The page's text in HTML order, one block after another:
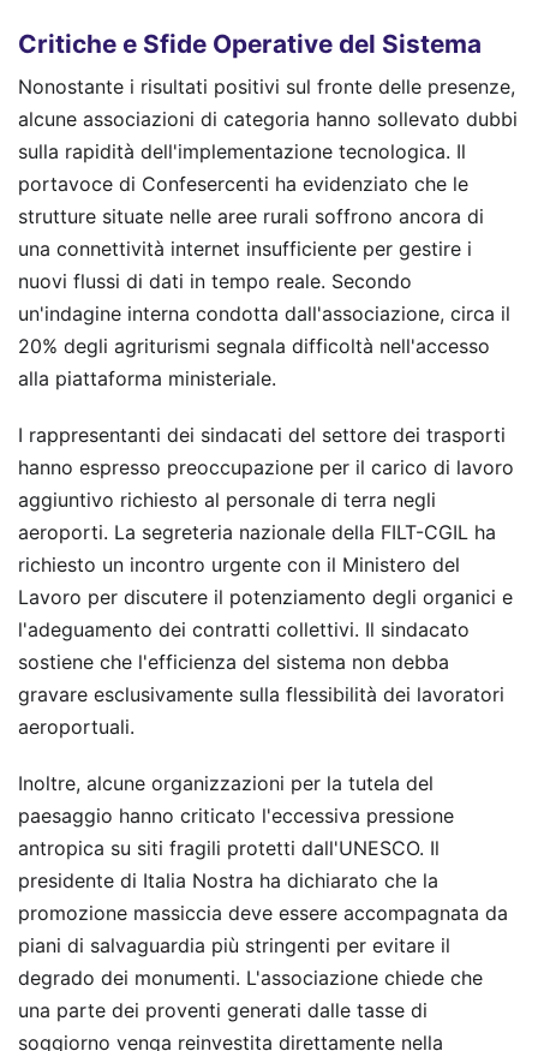
Critiche e Sfide Operative del Sistema
Nonostante i risultati positivi sul fronte delle presenze,
alcune associazioni di categoria hanno sollevato dubbi
sulla rapidità dell'implementazione tecnologica. Il
portavoce di Confesercenti ha evidenziato che le
strutture situate nelle aree rurali soffrono ancora di
una connettività internet insufficiente per gestire i
nuovi flussi di dati in tempo reale. Secondo
un'indagine interna condotta dall'associazione, circa il
20% degli agriturismi segnala difficoltà nell'accesso
alla piattaforma ministeriale.
I rappresentanti dei sindacati del settore dei trasporti
hanno espresso preoccupazione per il carico di lavoro
aggiuntivo richiesto al personale di terra negli
aeroporti. La segreteria nazionale della FILT-CGIL ha
richiesto un incontro urgente con il Ministero del
Lavoro per discutere il potenziamento degli organici e
l'adeguamento dei contratti collettivi. Il sindacato
sostiene che l'efficienza del sistema non debba
gravare esclusivamente sulla flessibilità dei lavoratori
aeroportuali.
Inoltre, alcune organizzazioni per la tutela del
paesaggio hanno criticato l'eccessiva pressione
antropica su siti fragili protetti dall'UNESCO. Il
presidente di Italia Nostra ha dichiarato che la
promozione massiccia deve essere accompagnata da
piani di salvaguardia più stringenti per evitare il
degrado dei monumenti. L'associazione chiede che
una parte dei proventi generati dalle tasse di
soggiorno venga reinvestita direttamente nella